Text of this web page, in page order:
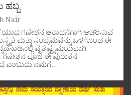
ಹಬ್ಬ
Nair
ಗಣೇಶನ ಆರಾಧನೆಗಾಗಿ ಆಚರಿಸುವ
ಮತ್ತು ಸಂಭ್ರಮವನ್ನು ಒಳಗೊಂಡ ಈ
ವೈಶಿಷ್ಟ್ಯಮಯವಾಗಿ
ಗಣೇಶನ ಪೂಜೆ ಈ ಪುರಾತನ
ಎಂಬುದು ನಮಗೆ…